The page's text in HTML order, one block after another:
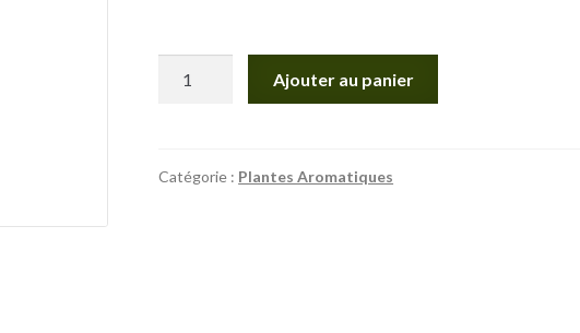
Ajouter au panier
Catégorie : Plantes Aromatiques